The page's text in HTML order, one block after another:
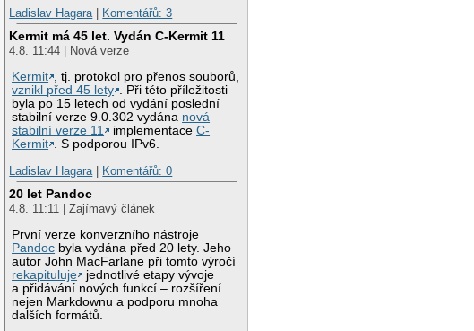
Ladislav Hagara | Komentářů: 3
Kermit má 45 let. Vydán C-Kermit 11
4.8. 11:44 | Nová verze
Kermit , tj. protokol pro přenos souborů,
vznikl před 45 lety . Při této příležitosti
byla po 15 letech od vydání poslední
stabilní verze 9.0.302 vydána nová
stabilní verze 11
implementaceC-
Kermit . S podporou IPv6.
Ladislav Hagara | Komentářů: 0
20 let Pandoc
4.8. 11:11 | Zajímavý článek
První verze konverzního nástroje
Pandoc byla vydána před 20 lety. Jeho
autor John MacFarlane při tomto výročí
rekapituluje
jednotlivé etapy vývoje
a přidávání nových funkcí – rozšíření
nejen Markdownu a podporu mnoha
dalších formátů.